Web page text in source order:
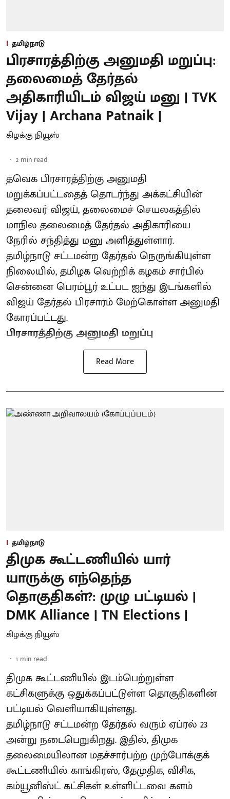
தமிழ்நாடு
பிரசாரத்திற்கு அனுமதி மறுப்பு:
தலைமைத் தேர்தல்
அதிகாரியிடம் விஜய் மனு | TVK
Vijay | Archana Patnaik |
கிழக்கு நியூஸ்
2 min read
தவெக பிரசாரத்திற்கு அனுமதி
மறுக்கப்பட்டதைத் தொடர்ந்து அக்கட்சியின்
தலைவர் விஜய், தலைமைச் செயலகத்தில்
மாநில தலைமைத் தேர்தல் அதிகாரியை
நேரில் சந்தித்து மனு அளித்துள்ளார்.
தமிழ்நாடு சட்டமன்ற தேர்தல் நெருங்கியுள்ள
நிலையில், தமிழக வெற்றிக் கழகம் சார்பில்
சென்னை பெரம்பூர் உட்பட ஐந்து இடங்களில்
விஜய் தேர்தல் பிரசாரம் மேற்கொள்ள அனுமதி
கோரப்பட்டது.
பிரசாரத்திற்கு அனுமதி மறுப்பு
Read More
தமிழ்நாடு
திமுக கூட்டணியில் யார்
யாருக்கு எந்தெந்த
தொகுதிகள்?: முழு பட்டியல் |
DMK Alliance | TN Elections |
கிழக்கு நியூஸ்
1 min read
திமுக கூட்டணியில் இடம்பெற்றுள்ள
கட்சிகளுக்கு ஒதுக்கப்பட்டுள்ள தொகுதிகளின்
பட்டியல் வெளியாகியுள்ளது.
தமிழ்நாடு சட்டமன்ற தேர்தல் வரும் ஏப்ரல் 23
அன்று நடைபெறுகிறது. இதில், திமுக
தலைமையிலான மதச்சார்பற்ற முற்போக்குக்
கூட்டணியில் காங்கிரஸ், தேமுதிக, விசிக,
கம்யூனிஸ்ட் கட்சிகள் உள்ளிட்டவை களம்